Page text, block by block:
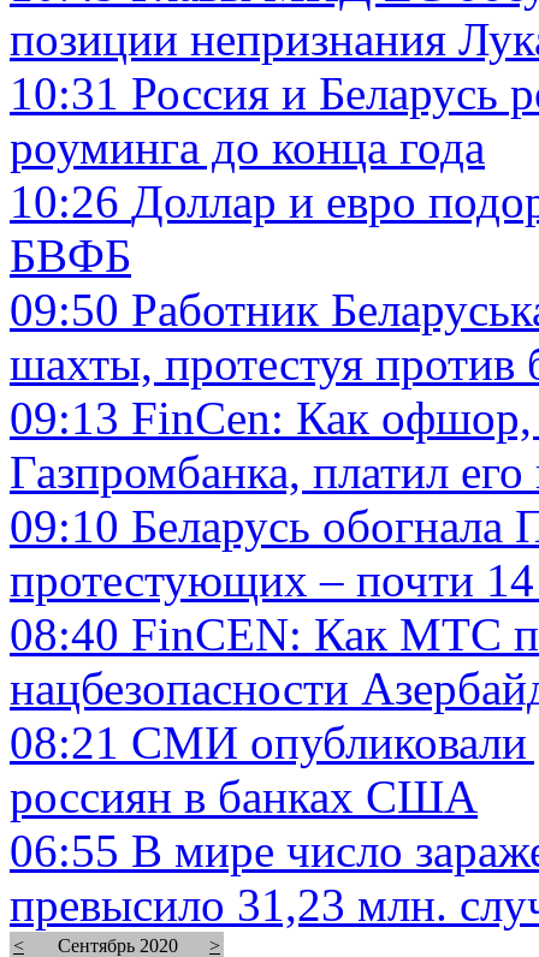
позиции непризнания
10:31 Россия и Беларусь
роуминга до конца года
10:26 Доллар и евро
БВФБ
09:50 Работник
шахты, протестуя против
09:13 FinCen: Как офшор,
Газпромбанка, платил
09:10 Беларусь
протестующих – почти
08:40 FinCEN: Как МТС
нацбезопасности
08:21 СМИ опубликовали
россиян в банках США
06:55 В мире число
превысило 31,23 млн.
< Сентябрь 2020
>